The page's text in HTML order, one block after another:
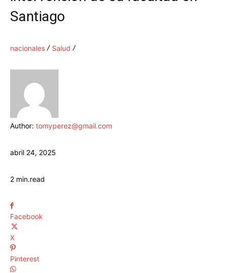
Santiago
nacionales Salud
Author: tomyperez@gmail.com
abril 24, 2025
2 min.read
Facebook
X
Pinterest